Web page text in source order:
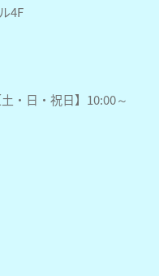
4F
・日・祝日】10:00～